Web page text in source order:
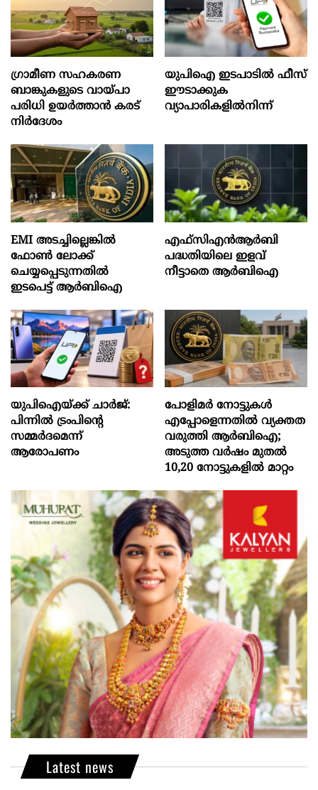
ഗ്രാമീണ സഹകരണ
ബാങ്കുകളുടെ വായ്പാ
പരിധി ഉയർത്താൻ കരട്
നിർദേശം
യുപിഐ ഇടപാടിൽ ഫീസ്
ഈടാക്കുക
വ്യാപാരികളിൽനിന്ന്
EMI അടച്ചില്ലെങ്കിൽ
ഫോൺ ലോക്ക്
ചെയ്യപ്പെടുന്നതിൽ
ഇടപെട്ട് ആർബിഐ
എഫ്സിഎൻആർബി
പദ്ധതിയിലെ ഇളവ്
നീട്ടാതെ ആർബിഐ
യുപിഐയ്ക്ക് ചാര്‍ജ്:
പിന്നില്‍ ട്രംപിന്‍റെ
സമ്മര്‍ദമെന്ന്
ആരോപണം
പോളിമർ നോട്ടുകൾ
എപ്പോളെന്നതിൽ വ്യക്തത
വരുത്തി ആർബിഐ;
അടുത്ത വർഷം മുതൽ
10,20 നോട്ടുകളിൽ മാറ്റം
Latest news